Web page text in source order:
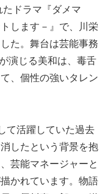
ドラマ『ダメマ
します－』で、川栄
た。舞台は芸能事務
演じる美和は、毒舌
、個性の強いタレン
て活躍していた過去
したという背景を抱
芸能マネージャーと
かれています。物語